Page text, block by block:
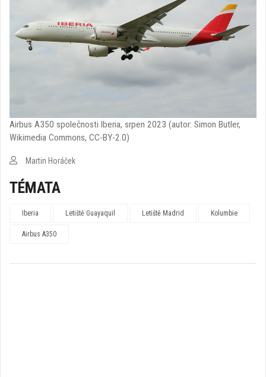
Airbus A350 společnosti Iberia, srpen 2023 (autor: Simon Butler,
Wikimedia Commons, CC-BY-2.0)
Martin Horáček
TÉMATA
Iberia Letiště Guayaquil Letiště Madrid Kolumbie
Airbus A350